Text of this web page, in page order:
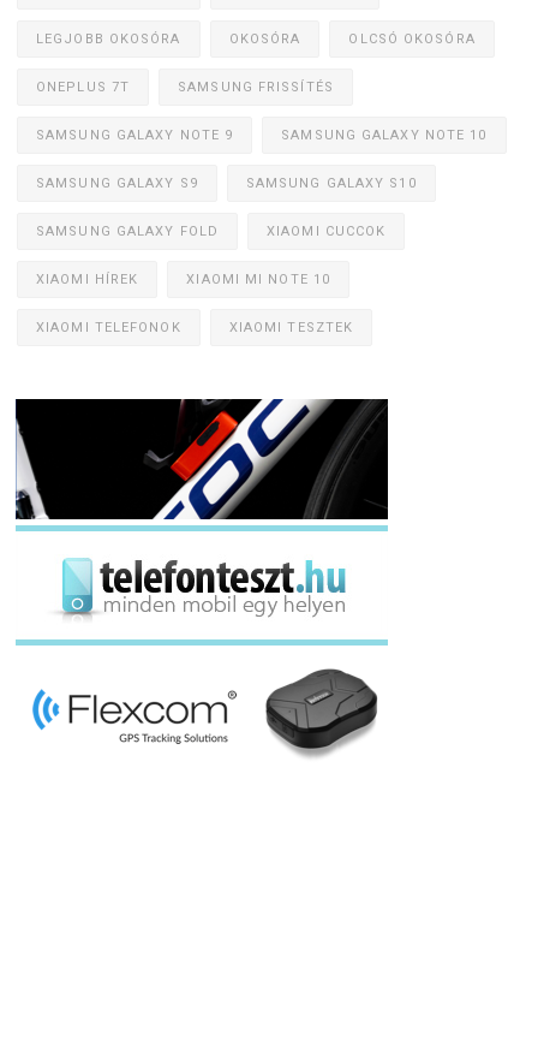
LEGJOBB OKOSÓRA OKOSÓRA OLCSÓ OKOSÓRA
ONEPLUS 7T SAMSUNG FRISSÍTÉS
SAMSUNG GALAXY NOTE 9 SAMSUNG GALAXY NOTE 10
SAMSUNG GALAXY S9 SAMSUNG GALAXY S10
SAMSUNG GALAXY FOLD XIAOMI CUCCOK
XIAOMI HÍREK XIAOMI MI NOTE 10
XIAOMI TELEFONOK XIAOMI TESZTEK